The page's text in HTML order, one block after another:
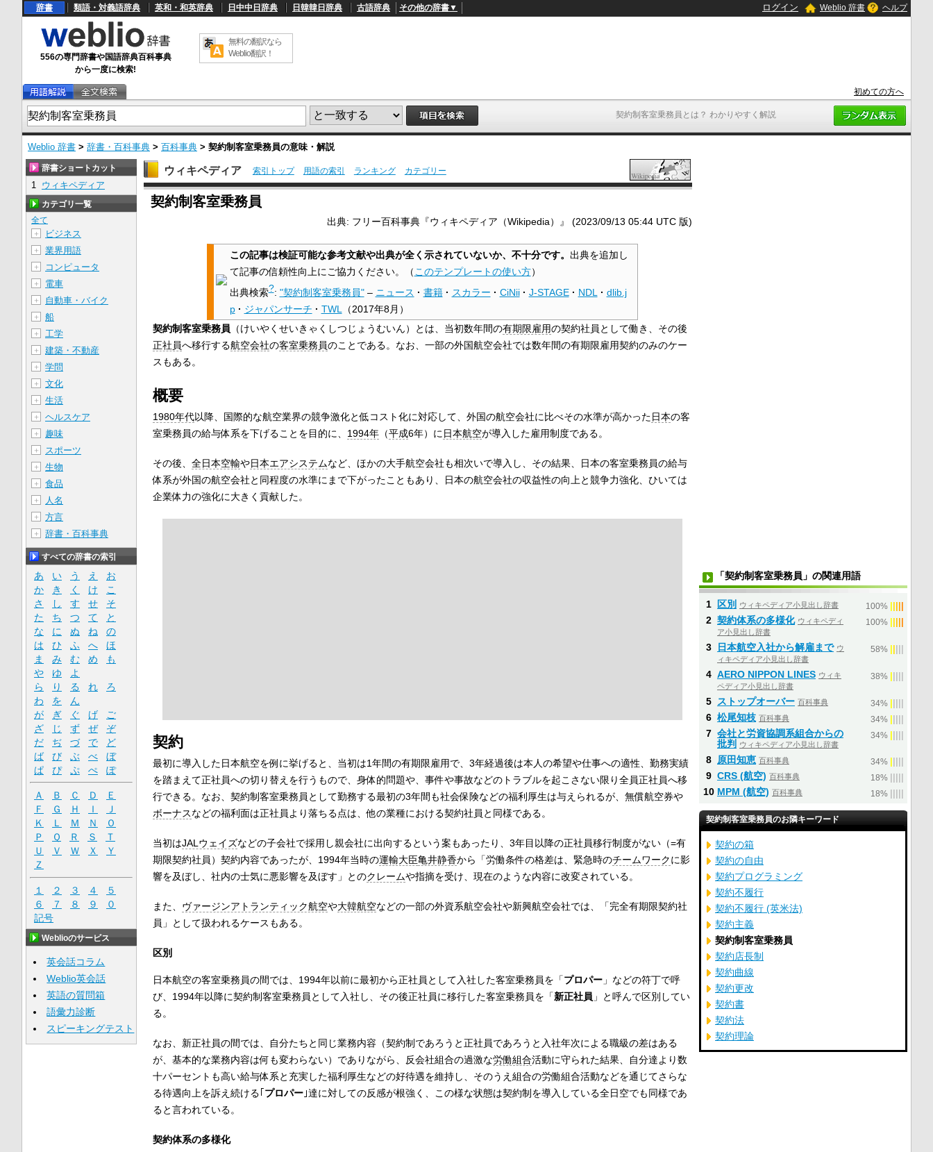
契約制客室乗務員とは？ わかりやすく解説
辞書 類語・対義語辞典 英和・和英辞典 日中中日辞典 日韓韓日辞典 古語辞典 その他の辞書▼ ログイン Weblio 辞書 ヘルプ
556の専門辞書や国語辞典百科事典
から一度に検索!
無料の翻訳なら
Weblio翻訳！
初めての方へ
Weblio 辞書 > 辞書・百科事典 > 百科事典 > 契約制客室乗務員の意味・解説
U
/
L
d
e
:
4
9
.
5
%
ウィキペディア 索引トップ 用語の索引 ランキング カテゴリー
契約制客室乗務員
出典: フリー百科事典『ウィキペディア（Wikipedia）』 (2023/09/13 05:44 UTC 版)
この記事は検証可能な参考文献や出典が全く示されていないか、不十分です。 出典を追加し
て記事の信頼性向上にご協力ください。
（ このテンプレートの使い方）
出典検索?: "契約制客室乗務員"– ニュース · 書籍 · スカラー · CiNii · J-STAGE · NDL · dlib.j
p · ジャパンサーチ · TWL （2017年8月 ）
契約制客室乗務員 （けいやくせいきゃくしつじょうむいん）とは、当初数年間の有期限雇用の契約社員として働き、その後
正社員へ移行する航空会社の客室乗務員のことである。なお、一部の外国航空会社では数年間の有期限雇用契約のみのケー
スもある。
概要
1980年代以降、国際的な航空業界の競争激化と低コスト化に対応して、外国の航空会社に比べその水準が高かった日本の客
室乗務員の給与体系を下げることを目的に、 1994年（平成6年）に日本航空が導入した雇用制度である。
その後、 全日本空輸や日本エアシステムなど、ほかの大手航空会社も相次いで導入し、その結果、日本の客室乗務員の給与
体系が外国の航空会社と同程度の水準にまで下がったこともあり、日本の航空会社の収益性の向上と競争力強化、ひいては
企業体力の強化に大きく貢献した。
契約
最初に導入した日本航空を例に挙げると、当初は1年間の有期限雇用で、3年経過後は本人の希望や仕事への適性、勤務実績
を踏まえて正社員への切り替えを行うもので、身体的問題や、事件や事故などのトラブルを起こさない限り全員正社員へ移
行できる。なお、契約制客室乗務員として勤務する最初の3年間も社会保険などの福利厚生は与えられるが、無償航空券や
ボーナスなどの福利面は正社員より落ちる点は、他の業種における契約社員と同様である。
当初はJALウェイズなどの子会社で採用し親会社に出向するという案もあったり、3年目以降の正社員移行制度がない（=有
期限契約社員）契約内容であったが、1994年当時の運輸大臣亀井静香から「労働条件の格差は、緊急時のチームワークに影
響を及ぼし、社内の士気に悪影響を及ぼす」とのクレームや指摘を受け、現在のような内容に改変されている。
また、 ヴァージンアトランティック航空や大韓航空などの一部の外資系航空会社や新興航空会社では、「完全有期限契約社
員」として扱われるケースもある。
区別
日本航空の客室乗務員の間では、1994年以前に最初から正社員として入社した客室乗務員を「プロパー」などの符丁で呼
び、1994年以降に契約制客室乗務員として入社し、その後正社員に移行した客室乗務員を「新正社員 」と呼んで区別してい
る。
なお、新正社員の間では、自分たちと同じ業務内容（契約制であろうと正社員であろうと入社年次による職級の差はある
が、基本的な業務内容は何も変わらない）でありながら、反会社組合の過激な労働組合活動に守られた結果、自分達より数
十パーセントも高い給与体系と充実した福利厚生などの好待遇を維持し、そのうえ組合の労働組合活動などを通じてさらな
る待遇向上を訴え続ける｢ プロパー｣達に対しての反感が根強く、この様な状態は契約制を導入している全日空でも同様であ
ると言われている。
契約体系の多様化
辞書ショートカット
1 ウィキペディア
カテゴリ一覧
全て
＋
ビジネス
＋ 業界用語
＋ コンピュータ
＋ 電車
＋ 自動車・バイク
＋ 船
＋ 工学
＋ 建築・不動産
＋ 学問
＋ 文化
＋ 生活
＋ ヘルスケア
＋ 趣味
＋ スポーツ
＋ 生物
＋ 食品
＋ 人名
＋ 方言
＋ 辞書・百科事典
すべての辞書の索引
あ い う え
お
か
き く け
こ
さ
し す せ
そ
た
ち つ て
と
な
に ぬ ね
の
は
ひ ふ へ
ほ
ま
み む め
も
や
ゆ
よ
ら
り る れ
ろ
わ
を
ん
が
ぎ ぐ げ
ご
ざ
じ ず ぜ
ぞ
だ
ぢ づ で
ど
ば
び ぶ べ
ぼ
ぱ
ぴ ぷ ぺ ぽ
Ａ Ｂ Ｃ Ｄ
Ｅ
Ｆ
Ｇ Ｈ Ｉ
Ｊ
Ｋ
Ｌ Ｍ Ｎ
Ｏ
Ｐ
Ｑ Ｒ Ｓ
Ｔ
Ｕ
Ｖ Ｗ Ｘ
Ｙ
Ｚ
１ ２ ３ ４
５
６
７ ８ ９
０
記号
Weblioのサービス
英会話コラム
Weblio英会話
英語の質問箱
語彙力診断
スピーキングテスト
「契約制客室乗務員」の関連用語
1 区別 ウィキペディア小見出し辞書 100%
2 契約体系の多様化 ウィキペディ
ア小見出し辞書
100%
3 日本航空入社から解雇まで ウ
ィキペディア小見出し辞書
58%
4 AERO NIPPON LINES ウィキ
ペディア小見出し辞書
38%
5 ストップオーバー 百科事典 34%
6 松尾知枝 百科事典 34%
7 会社と労資協調系組合からの
批判
ウィキペディア小見出し辞書
34%
8 原田知恵 百科事典 34%
9 CRS (航空) 百科事典 18%
10 MPM (航空) 百科事典 18%
契約制客室乗務員のお隣キーワード
契約の箱
契約の自由
契約プログラミング
契約不履行
契約不履行 (英米法)
契約主義
契約制客室乗務員
契約店長制
契約曲線
契約更改
契約書
契約法
契約理論